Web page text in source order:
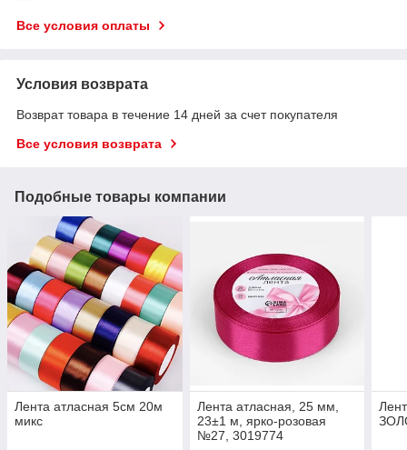
Все условия оплаты
Условия возврата
Возврат товара в течение 14 дней за счет покупателя
Все условия возврата
Подобные товары компании
Лента атласная 5см 20м
микс
Лента атласная, 25 мм,
23±1 м, ярко-розовая
№27, 3019774